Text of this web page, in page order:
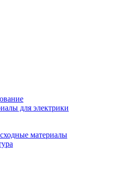
для электрики
материалы